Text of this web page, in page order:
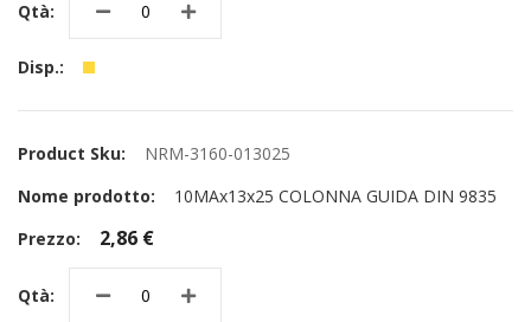
NRM-3160-013025
10MAx13x25 COLONNA GUIDA DIN 9835
2,86 €